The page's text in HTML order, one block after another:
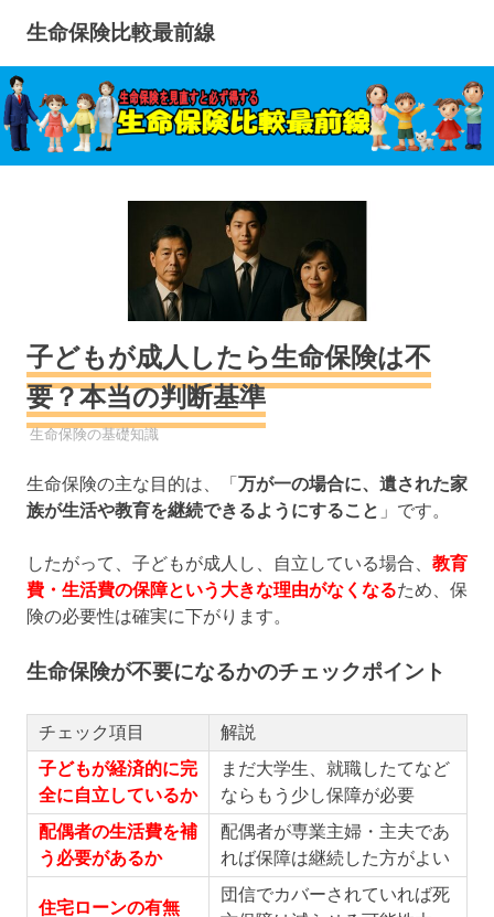
テ
ン
ツ
へ
ス
生命保険比較最前線
子どもが成人したら生命保険は不
要？本当の判断基準
生命保険
生命保険の基礎知識
生命保険の主な目的は、「 万が一の場合に、遺された家
族が生活や教育を継続できるようにすること 」です。
したがって、子どもが成人し、自立している場合、 教育
費・生活費の保障という大きな理由がなくなるため、保
険の必要性は確実に下がります。
生命保険が不要になるかのチェックポイント
チェック項目
解説
子どもが経済的に完
全に自立しているか
まだ大学生、就職したてなど
ならもう少し保障が必要
配偶者の生活費を補
う必要があるか
配偶者が専業主婦・主夫であ
れば保障は継続した方がよい
住宅ローンの有無
団信でカバーされていれば死